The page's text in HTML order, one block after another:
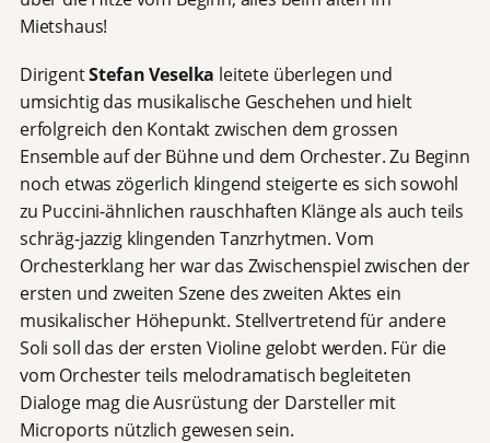
Mietshaus!
DirigentStefan Veselka leitete überlegen und
umsichtig das musikalische Geschehen und hielt
erfolgreich den Kontakt zwischen dem grossen
Ensemble auf der Bühne und dem Orchester. Zu Beginn
noch etwas zögerlich klingend steigerte es sich sowohl
zu Puccini-ähnlichen rauschhaften Klänge als auch teils
schräg-jazzig klingenden Tanzrhytmen. Vom
Orchesterklang her war das Zwischenspiel zwischen der
ersten und zweiten Szene des zweiten Aktes ein
musikalischer Höhepunkt. Stellvertretend für andere
Soli soll das der ersten Violine gelobt werden. Für die
vom Orchester teils melodramatisch begleiteten
Dialoge mag die Ausrüstung der Darsteller mit
Microports nützlich gewesen sein.